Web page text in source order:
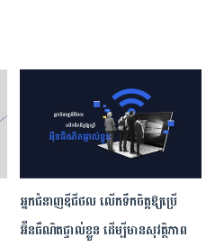
អ្នកជំនាញឌីជីថល លើកទឹកចិត្តឱ្យប្រើ
អ៊ីនធឺណិតផ្ទាល់ខ្លួន ដើម្បីមានសុវត្ថិភាព